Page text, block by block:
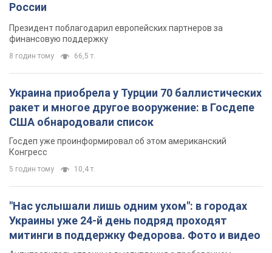
России
Президент поблагодарил европейских партнеров за
финансовую поддержку
8 годин тому 66,5 т.
Украина приобрела у Турции 70 баллистических
ракет и многое другое вооружение: в Госдепе
США обнародовали список
Госдеп уже проинформировал об этом американский
Конгресс
5 годин тому 10,4 т.
"Нас услышали лишь одним ухом": в городах
Украины уже 24-й день подряд проходят
митинги в поддержку Федорова. Фото и видео